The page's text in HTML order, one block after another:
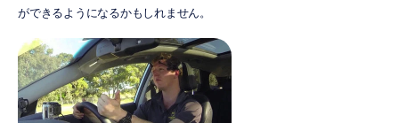
ができるようになるかもしれません。